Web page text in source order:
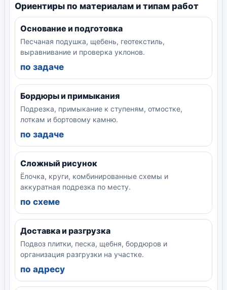
Ориентиры по материалам и типам работ
Основание и подготовка
Песчаная подушка, щебень, геотекстиль,
выравнивание и проверка уклонов.
по задаче
Бордюры и примыкания
Подрезка, примыкание к ступеням, отмостке,
лоткам и бортовому камню.
по задаче
Сложный рисунок
Ёлочка, круги, комбинированные схемы и
аккуратная подрезка по месту.
по схеме
Доставка и разгрузка
Подвоз плитки, песка, щебня, бордюров и
организация разгрузки на участке.
по адресу